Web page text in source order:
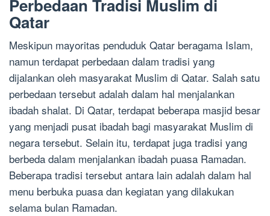
Perbedaan Tradisi Muslim di
Qatar
Meskipun mayoritas penduduk Qatar beragama Islam,
namun terdapat perbedaan dalam tradisi yang
dijalankan oleh masyarakat Muslim di Qatar. Salah satu
perbedaan tersebut adalah dalam hal menjalankan
ibadah shalat. Di Qatar, terdapat beberapa masjid besar
yang menjadi pusat ibadah bagi masyarakat Muslim di
negara tersebut. Selain itu, terdapat juga tradisi yang
berbeda dalam menjalankan ibadah puasa Ramadan.
Beberapa tradisi tersebut antara lain adalah dalam hal
menu berbuka puasa dan kegiatan yang dilakukan
selama bulan Ramadan.